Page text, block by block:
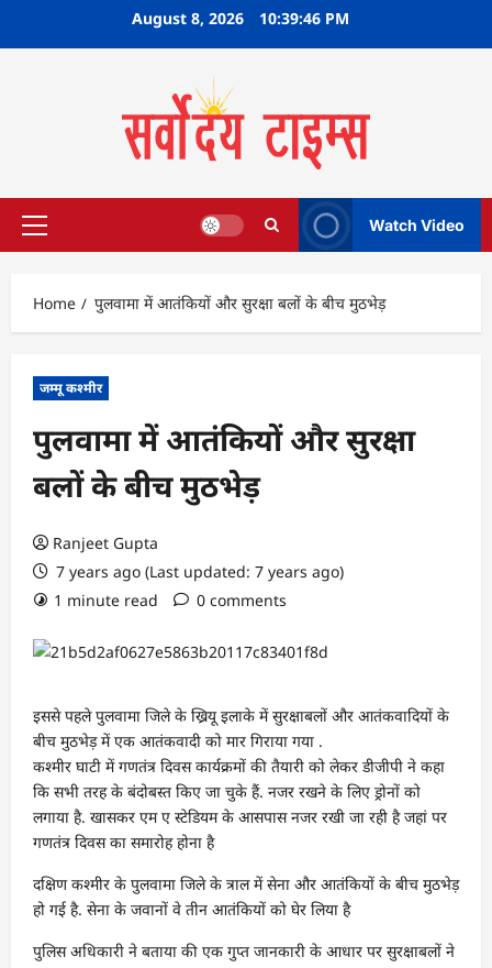
August 8, 2026 10:39:47 PM
Primary
Watch Video
Home पुलवामा में आतंकियों और सुरक्षा बलों के बीच मुठभेड़
जम्मू कश्मीर
पुलवामा में आतंकियों और सुरक्षा
बलों के बीच मुठभेड़
Ranjeet Gupta
7 years ago (Last updated: 7 years ago)
1 minute read
0 comments
इससे पहले पुलवामा जिले के ख्रियू इलाके में सुरक्षाबलों और आतंकवादियों के
बीच मुठभेड़ में एक आतंकवादी को मार गिराया गया .
कश्मीर घाटी में गणतंत्र दिवस कार्यक्रमों की तैयारी को लेकर डीजीपी ने कहा
कि सभी तरह के बंदोबस्त किए जा चुके हैं. नजर रखने के लिए ड्रोनों को
लगाया है. खासकर एम ए स्टेडियम के आसपास नजर रखी जा रही है जहां पर
गणतंत्र दिवस का समारोह होना है
दक्षिण कश्मीर के पुलवामा जिले के त्राल में सेना और आतंकियों के बीच मुठभेड़
हो गई है. सेना के जवानों वे तीन आतंकियों को घेर लिया है
पुलिस अधिकारी ने बताया की एक गुप्त जानकारी के आधार पर सुरक्षाबलों ने